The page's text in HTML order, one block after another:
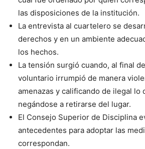
las disposiciones de la institución.
La entrevista al cuartelero se
derechos y en un ambiente
los hechos.
La tensión surgió cuando, al final
voluntario irrumpió de manera
amenazas y calificando de ilegal lo
negándose a retirarse del lugar.
El Consejo Superior de Disciplina
antecedentes para adoptar las
correspondan.